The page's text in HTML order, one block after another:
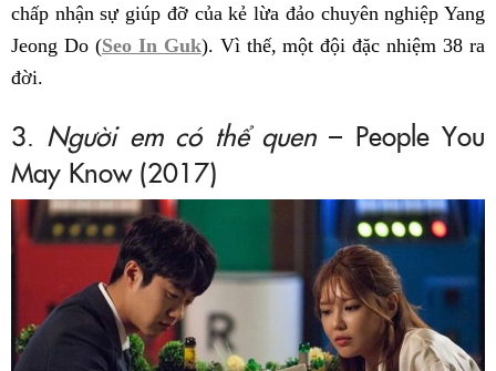
chấp nhận sự giúp đỡ của kẻ lừa đảo chuyên nghiệp Yang
Jeong Do (Seo In Guk). Vì thế, một đội đặc nhiệm 38 ra
đời.
3. Người em có thể quen– People You
May Know (2017)